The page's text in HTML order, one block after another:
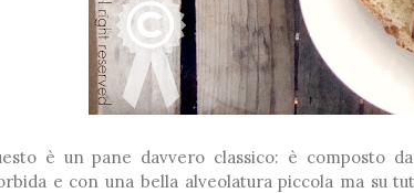
è un pane davvero classico: è composto
e con una bella alveolatura piccola ma su